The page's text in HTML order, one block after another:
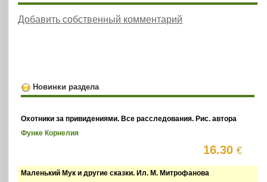
Добавить собственный комментарий
Новинки раздела
Охотники за привидениями. Все расследования. Рис. автора
Функе Корнелия
16.30€
Маленький Мук и другие сказки. Ил. М. Митрофанова